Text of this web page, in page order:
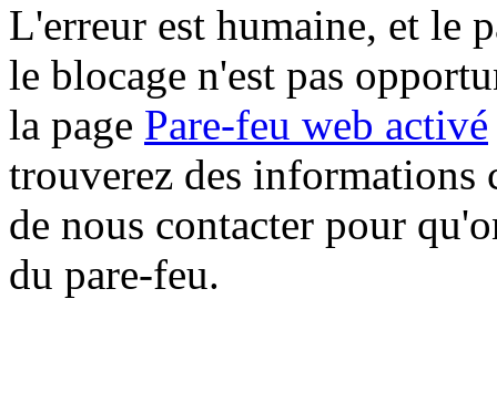
L'erreur est humaine, et le
le blocage n'est pas
la page Pare-feu web activé
trouverez des informations
de nous contacter pour
du pare-feu.